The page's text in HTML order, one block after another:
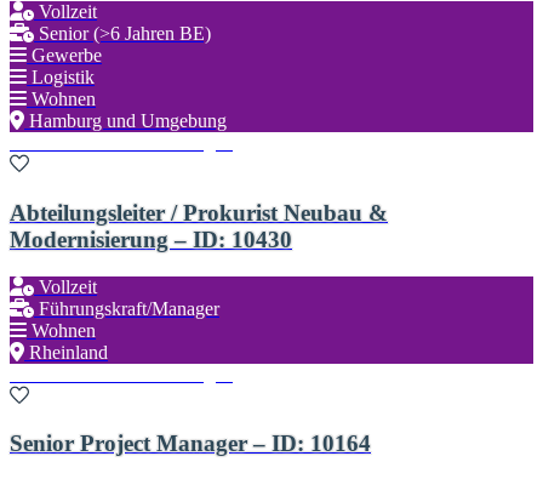
Vollzeit
Senior (>6 Jahren BE)
Gewerbe
Logistik
Wohnen
Hamburg und Umgebung
Abteilungsleiter / Prokurist Neubau &
Modernisierung – ID: 10430
Vollzeit
Führungskraft/Manager
Wohnen
Rheinland
Senior Project Manager – ID: 10164